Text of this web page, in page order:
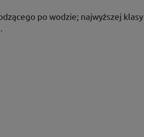
po wodzie; najwyższej klasy